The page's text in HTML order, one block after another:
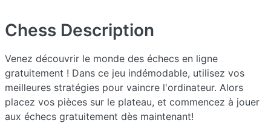
Chess Description
Venez découvrir le monde des échecs en ligne
gratuitement ! Dans ce jeu indémodable, utilisez vos
meilleures stratégies pour vaincre l'ordinateur. Alors
placez vos pièces sur le plateau, et commencez à jouer
aux échecs gratuitement dès maintenant!